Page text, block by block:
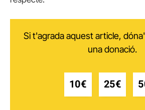
Si t'agrada aquest article,
una donació.
10€ 25€